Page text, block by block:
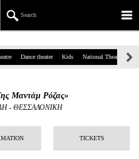
Search
Str, Athens
Dance theater Kids National Theatre
Μαντάμ Ρόζας»
- ΘΕΣΣΑΛΟΝΙΚΗ
TICKETS